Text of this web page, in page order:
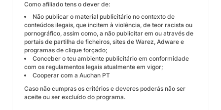
Como afiliado tens o dever de:
Não publicar o material publicitário no contexto de
conteúdos ilegais, que incitem à violência, de teor racista ou
pornográfico, assim como, a não publicitar em ou através de
portais de partilha de ficheiros, sites de Warez, Adware e
programas de clique forçado;
Conceber o teu ambiente publicitário em conformidade
com os regulamentos legais atualmente em vigor;
Cooperar com a Auchan PT
Caso não cumpras os critérios e deveres poderás não ser
aceite ou ser excluído do programa.